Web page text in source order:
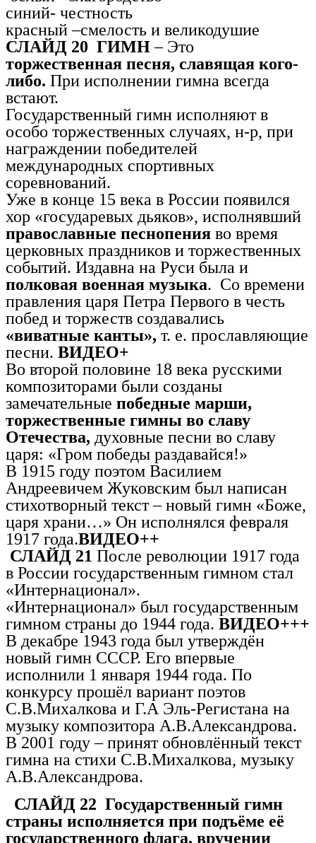
синий- честность
красный –смелость и великодушие
СЛАЙД 20 ГИМН– Это
торжественная песня, славящая кого-
либо. При исполнении гимна всегда
встают.
Государственный гимн исполняют в
особо торжественных случаях, н-р, при
награждении победителей
международных спортивных
соревнований.
Уже в конце 15 века в России появился
хор «государевых дьяков», исполнявший
православные песнопения во время
церковных праздников и торжественных
событий. Издавна на Руси была и
полковая военная музыка. Со времени
правления царя Петра Первого в честь
побед и торжеств создавались
«виватные канты», т. е. прославляющие
песни. ВИДЕО+
Во второй половине 18 века русскими
композиторами были созданы
замечательные победные марши,
торжественные гимны во славу
Отечества, духовные песни во славу
царя: «Гром победы раздавайся!»
В 1915 году поэтом Василием
Андреевичем Жуковским был написан
стихотворный текст – новый гимн «Боже,
царя храни…» Он исполнялся февраля
1917 года.ВИДЕО++
СЛАЙД 21 После революции 1917 года
в России государственным гимном стал
«Интернационал».
«Интернационал» был государственным
гимном страны до 1944 года. ВИДЕО+++
В декабре 1943 года был утверждён
новый гимн СССР. Его впервые
исполнили 1 января 1944 года. По
конкурсу прошёл вариант поэтов
С.В.Михалкова и Г.А Эль-Регистана на
музыку композитора А.В.Александрова.
В 2001 году – принят обновлённый текст
гимна на стихи С.В.Михалкова, музыку
А.В.Александрова.
СЛАЙД 22 Государственный гимн
страны исполняется при подъёме её
государственного флага, вручении